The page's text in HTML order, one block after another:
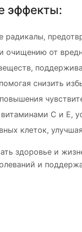
эффекты:
от
снизить
C и E,
клеток,
здоровье и
и